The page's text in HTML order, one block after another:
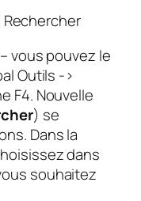
Rechercher
vous pouvez le
Outils ->
F4. Nouvelle
) se
Dans la
dans
souhaitez